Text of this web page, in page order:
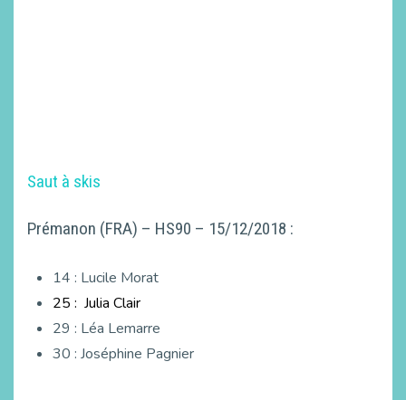
Saut à skis
Prémanon (FRA) – HS90 – 15/12/2018 :
14 : Lucile Morat
25 : Julia Clair
29 : Léa Lemarre
30 : Joséphine Pagnier